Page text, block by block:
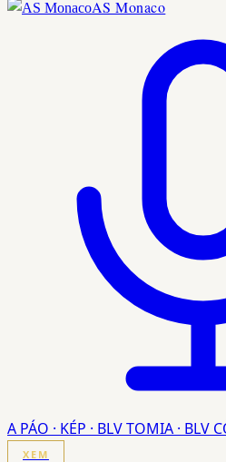
AS Monaco
A PÁO · KÉP · BLV TOMIA · BLV
XEM